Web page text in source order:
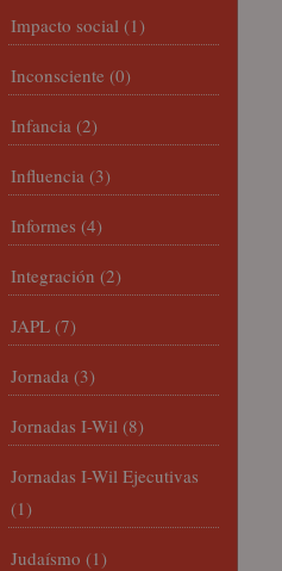
Impacto social (1)
Inconsciente (0)
Infancia (2)
Influencia (3)
Informes (4)
Integración (2)
JAPL (7)
Jornada (3)
Jornadas I-Wil (8)
Jornadas I-Wil Ejecutivas
(1)
Judaísmo (1)